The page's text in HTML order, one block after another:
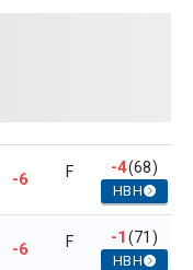
-6 F -4(68)
HBH
-6 F -1(71)
HBH